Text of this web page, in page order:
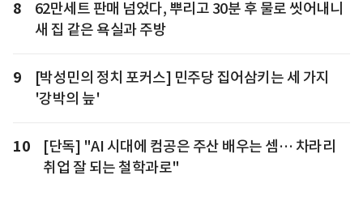
8
62만세트 판매 넘었다, 뿌리고 30분 후 물로 씻어내니
새 집 같은 욕실과 주방
9
[박성민의 정치 포커스] 민주당 집어삼키는 세 가지
'강박의 늪'
10
[단독] "AI 시대에 컴공은 주산 배우는 셈… 차라리
취업 잘 되는 철학과로"